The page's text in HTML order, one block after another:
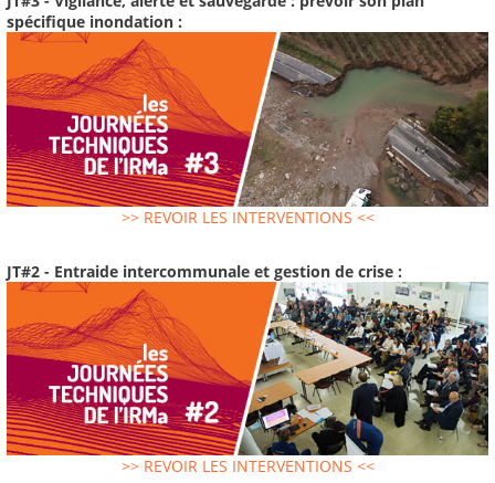
spécifique inondation :
>> REVOIR LES INTERVENTIONS <<
JT#2 - Entraide intercommunale et gestion de crise :
>> REVOIR LES INTERVENTIONS <<